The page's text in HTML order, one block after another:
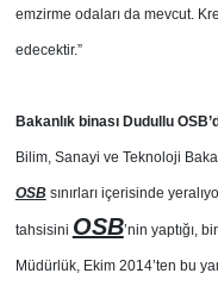
emzirme odaları da mevcut.
edecektir.”
Bakanlık binası Dudullu
Bilim, Sanayi ve Teknoloji
OSBsınırları içerisinde
tahsisini OSB’nin yaptığı,
Müdürlük, Ekim 2014’ten bu